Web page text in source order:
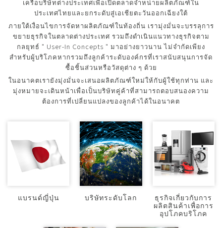
เครือบริษัทต่างประเทศเพื่อเปิดตลาดจำหน่ายผลิตภัณฑ์ใน
ประเทศไทยและยกระดับสู่เอเชียตะวันออกเฉียงใต้
ภายใต้เงื่อนไขการจัดหาผลิตภัณฑ์ในท้องถิ่น เรามุ่งมั่นจะบรรลุการ
ขยายธุรกิจในตลาดต่างประเทศ รวมถึงดำเนินแนวทางธุรกิจตาม
กลยุทธ์ " User-In Concepts " มาอย่างยาวนาน ไม่จำกัดเพียง
สำหรับผู้บริโภคหากรวมถึงลูกค้าระดับองค์กรที่เราสนับสนุนการจัด
ซื้อชิ้นส่วนหรือวัสดุต่าง ๆ ด้วย
ในอนาคตเรายังมุ่งมั่นจะเสนอผลิตภัณฑ์ใหม่ให้กับผู้ใช้ทุกท่าน และ
มุ่งหมายจะเดินหน้าเพื่อเป็นบริษัทคู่ค้าที่สามารถตอบสนองความ
ต้องการที่เปลี่ยนแปลงของลูกค้าได้ในอนาคต
แบรนด์ญี่ปุ่น บริษัทระดับโลก
ธุรกิจเกี่ยวกับการ
ผลิตสินค้าเพื่อการ
อุปโภคบริโภค